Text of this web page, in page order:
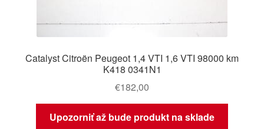
Catalyst Citroën Peugeot 1,4 VTI 1,6 VTI 98000 km
K418 0341N1
€182,00
Upozorniť až bude produkt na sklade